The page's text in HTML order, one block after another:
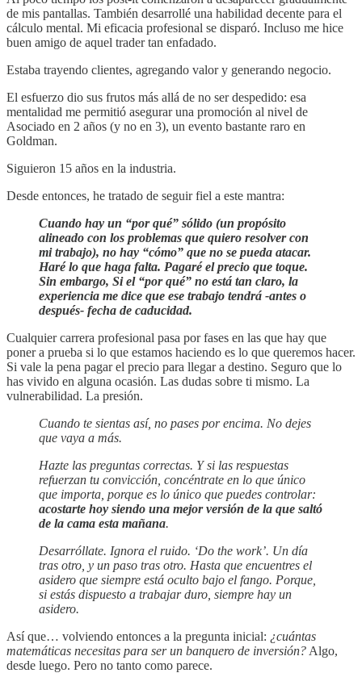
de mis pantallas. También desarrollé una habilidad decente para el
cálculo mental. Mi eficacia profesional se disparó. Incluso me hice
buen amigo de aquel trader tan enfadado.
Estaba trayendo clientes, agregando valor y generando negocio.
El esfuerzo dio sus frutos más allá de no ser despedido: esa
mentalidad me permitió asegurar una promoción al nivel de
Asociado en 2 años (y no en 3), un evento bastante raro en
Goldman.
Siguieron 15 años en la industria.
Desde entonces, he tratado de seguir fiel a este mantra:
Cuando hay un “por qué” sólido (un propósito
alineado con los problemas que quiero resolver con
mi trabajo), no hay “cómo” que no se pueda atacar.
Haré lo que haga falta. Pagaré el precio que toque.
Sin embargo, Si el “por qué” no está tan claro, la
experiencia me dice que ese trabajo tendrá -antes o
después- fecha de caducidad.
Cualquier carrera profesional pasa por fases en las que hay que
poner a prueba si lo que estamos haciendo es lo que queremos hacer.
Si vale la pena pagar el precio para llegar a destino. Seguro que lo
has vivido en alguna ocasión. Las dudas sobre ti mismo. La
vulnerabilidad. La presión.
Cuando te sientas así, no pases por encima. No dejes
que vaya a más.
Hazte las preguntas correctas. Y si las respuestas
refuerzan tu convicción, concéntrate en lo que único
que importa, porque es lo único que puedes controlar:
acostarte hoy siendo una mejor versión de la que saltó
de la cama esta mañana.
Desarróllate. Ignora el ruido. ‘Do the work’. Un día
tras otro, y un paso tras otro. Hasta que encuentres el
asidero que siempre está oculto bajo el fango. Porque,
si estás dispuesto a trabajar duro, siempre hay un
asidero.
Así que… volviendo entonces a la pregunta inicial: ¿cuántas
matemáticas necesitas para ser un banquero de inversión? Algo,
desde luego. Pero no tanto como parece.